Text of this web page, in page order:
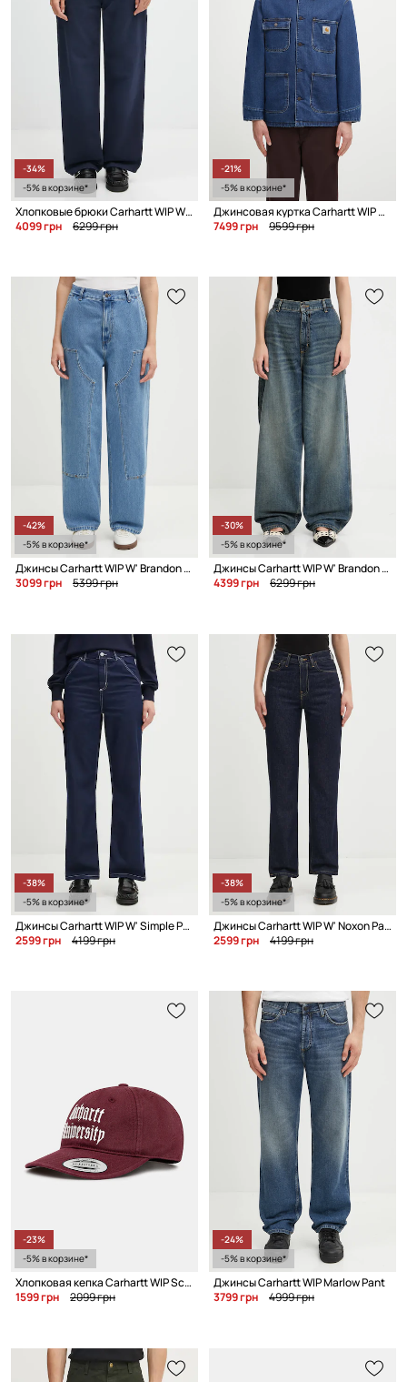
-34%
-5% в корзине*
Хлопковые брюки Carhartt WIP W' Pierce Pant Straight
4099 грн
6299 грн
-21%
-5% в корзине*
Джинсовая куртка Carhartt WIP OG Chore Coat
7499 грн
9599 грн
-42%
-5% в корзине*
Джинсы Carhartt WIP W' Brandon Double Knee Pant
3099 грн
5399 грн
-30%
-5% в корзине*
Джинсы Carhartt WIP W' Brandon Single Knee Pant
4399 грн
6299 грн
-38%
-5% в корзине*
Джинсы Carhartt WIP W' Simple Pant
2599 грн
4199 грн
-38%
-5% в корзине*
Джинсы Carhartt WIP W' Noxon Pant
2599 грн
4199 грн
-23%
-5% в корзине*
Хлопковая кепка Carhartt WIP Schooling Cap
1599 грн
2099 грн
-24%
-5% в корзине*
Джинсы Carhartt WIP Marlow Pant
3799 грн
4999 грн